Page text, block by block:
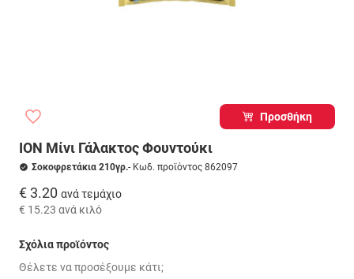
Προσθήκη
ΙΟΝ Μίνι Γάλακτος Φουντούκι
Σοκοφρετάκια 210γρ.- Κωδ. προϊόντος 862097
€ 3.20 ανά τεμάχιο
€ 15.23 ανά κιλό
Σχόλια προϊόντος